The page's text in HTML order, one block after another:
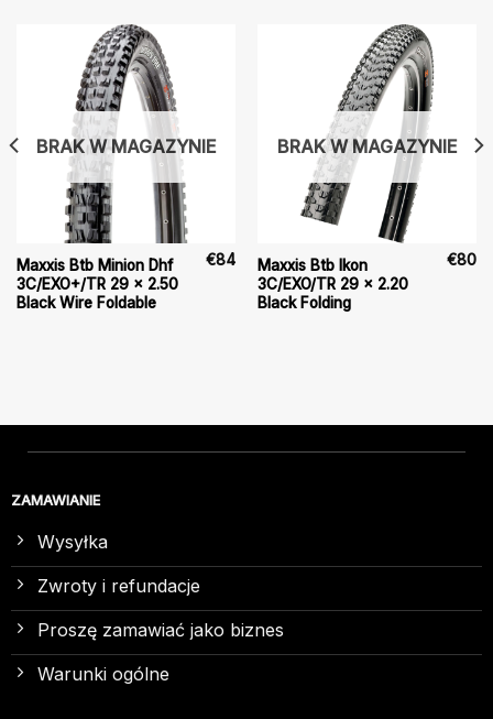
BRAK W MAGAZYNIE
Maxxis Btb Minion Dhf
3C/EXO+/TR 29 x 2.50
Black Wire Foldable
€84
BRAK W MAGAZYNIE
Maxxis Btb Ikon
3C/EXO/TR 29 x 2.20
Black Folding
€80
ZAMAWIANIE
Wysyłka
Zwroty i refundacje
Proszę zamawiać jako biznes
Warunki ogólne